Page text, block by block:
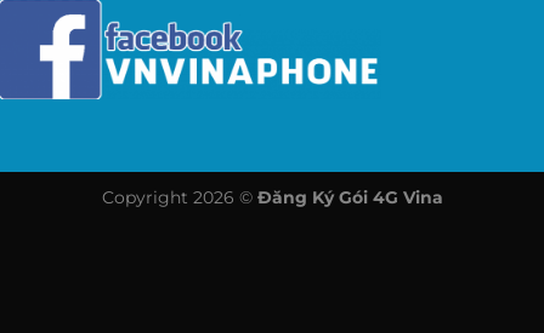
Copyright 2026 © Đăng Ký Gói 4G Vina